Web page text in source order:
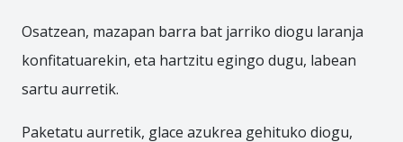
Osatzean, mazapan barra bat jarriko diogu laranja
konfitatuarekin, eta hartzitu egingo dugu, labean
sartu aurretik.
Paketatu aurretik, glace azukrea gehituko diogu,